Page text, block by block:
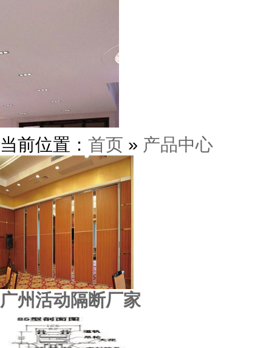
顺德东城酒楼
当前位置： 首页 » 产品中心
广州活动隔断厂家